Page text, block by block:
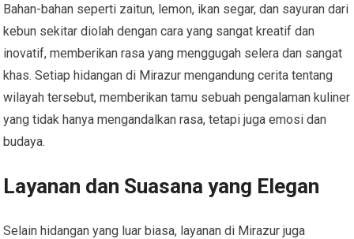
Bahan-bahan seperti zaitun, lemon, ikan segar, dan sayuran dari
kebun sekitar diolah dengan cara yang sangat kreatif dan
inovatif, memberikan rasa yang menggugah selera dan sangat
khas. Setiap hidangan di Mirazur mengandung cerita tentang
wilayah tersebut, memberikan tamu sebuah pengalaman kuliner
yang tidak hanya mengandalkan rasa, tetapi juga emosi dan
budaya.
Layanan dan Suasana yang Elegan
Selain hidangan yang luar biasa, layanan di Mirazur juga